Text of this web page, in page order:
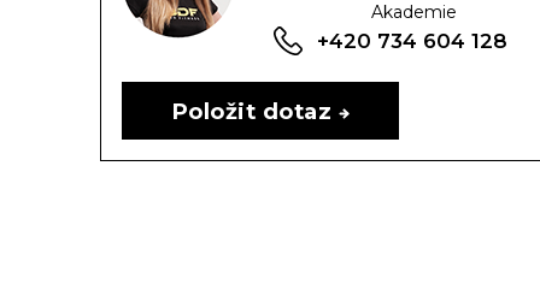
Akademie
+420 734 604 128
Položit dotaz